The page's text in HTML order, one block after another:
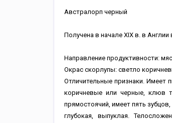
Австралорп черный
Получена в начале XIX в. в
Направление продуктивности:
Окрас скорлупы: светло
Отличительные признаки. Имеет
коричневые или черные, клюв
прямостоячий, имеет пять
глубокая, выпуклая.